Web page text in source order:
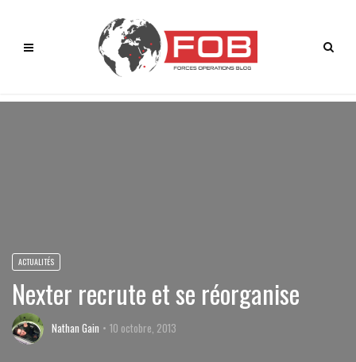
ACTUALITÉS
Nexter recrute et se réorganise
Nathan Gain 10 octobre, 2013